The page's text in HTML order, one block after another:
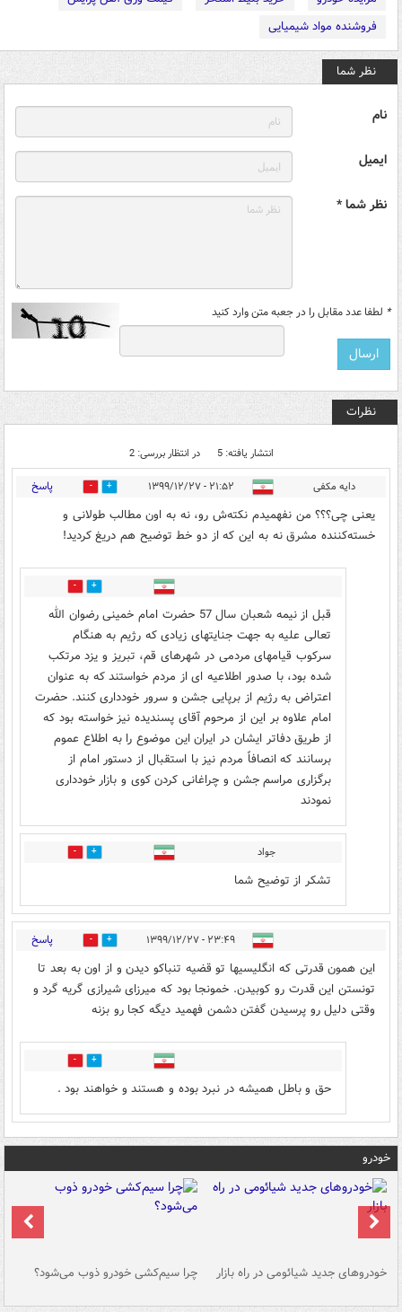
فروشنده مواد شیمیایی
نظر شما
نام
ایمیل
نظر شما *
* لطفا عدد مقابل را در جعبه متن وارد کنید
نظرات
انتشار یافته: 5 در انتظار بررسی: 2
دایه مکفی ۲۱:۵۲ - ۱۳۹۹/۱۲/۲۷ 12 پاسخ
یعنی چی؟؟؟ من نفهمیدم نکته‌ش رو، نه به اون مطالب طولانی و
خسته‌کننده مشرق نه به این که از دو خط توضیح هم دریغ کردید!
1
قبل از نیمه شعبان سال 57 حضرت امام خمینی رضوان الله
تعالی علیه به جهت جنایتهای زیادی که رژیم به‏‎ ‎‏هنگام
سرکوب قیامهای مردمی در شهرهای قم، تبریز و یزد مرتکب
شده بود، با صدور‏‎ ‎‏اطلاعیه ای از مردم خواستند که به عنوان
اعتراض به رژیم از برپایی جشن و سرور‏‎ ‎‏خودداری کنند. حضرت
امام علاوه بر این از مرحوم آقای پسندیده نیز خواسته بود که
از‏‎ ‎‏طریق دفاتر ایشان در ایران این موضوع را به اطلاع عموم
برسانند که انصافاً مردم نیز با‏‎ ‎‏استقبال از دستور امام از
جواد 0
تشکر از توضیح شما
۲۳:۴۹ - ۱۳۹۹/۱۲/۲۷ 4 پاسخ
این همون قدرتی که انگلیسیها تو قضیه تنباکو دیدن و از اون به بعد تا
تونستن این قدرت رو کوبیدن. خمونجا بود که میرزای شیرازی گریه گرد و
وقتی دلیل رو پرسیدن گفتن دشمن فهمید دیگه کجا رو بزنه
0
حق و باطل همیشه در نبرد بوده و هستند و خواهند بود .
خودرو
خودروهای جدید شیائومی در راه بازار چرا سیم‌کشی خودرو ذوب می‌شود؟